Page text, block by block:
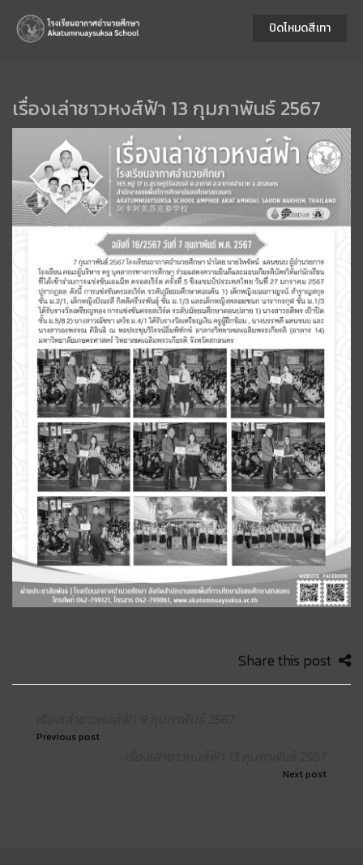
เรื่องเล่าชาวหงส์ฟ้า 13 กุมภาพันธ์ 2567
Share this post
Previous post
Next post
ปิดโหมดสีเทา